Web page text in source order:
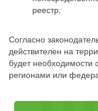
реестр.
Согласно
действителен на
будет необходимости
регионами или